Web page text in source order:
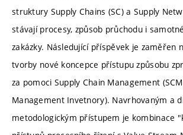
struktury Supply Chains (SC) a Supply
stávají procesy, způsob průchodu i
zakázky. Následující příspěvek je zaměřen
tvorby nové koncepce přístupu způsobu
za pomoci Supply Chain Management
Management Invetnory). Navrhovaným a
metodologickým přístupem je kombinace